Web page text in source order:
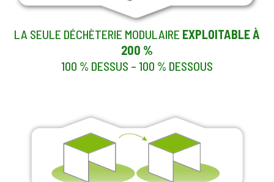
LA SEULE DÉCHÈTERIE MODULAIRE EXPLOITABLE À
200 %
100 % DESSUS – 100 % DESSOUS